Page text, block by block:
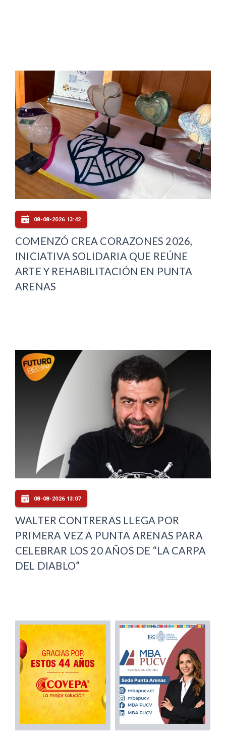
08-08-2026 13:42
COMENZÓ CREA CORAZONES 2026,
INICIATIVA SOLIDARIA QUE REÚNE
ARTE Y REHABILITACIÓN EN PUNTA
ARENAS
08-08-2026 13:07
WALTER CONTRERAS LLEGA POR
PRIMERA VEZ A PUNTA ARENAS PARA
CELEBRAR LOS 20 AÑOS DE “LA CARPA
DEL DIABLO”